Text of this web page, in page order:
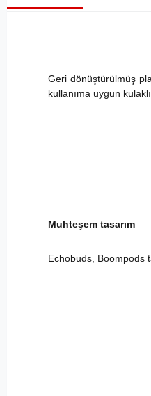
Geri dönüştürülmüş
kullanıma uygun
Muhteşem tasarım
Echobuds, Boompods